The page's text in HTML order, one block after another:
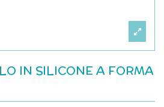
IN SILICONE A FORMA